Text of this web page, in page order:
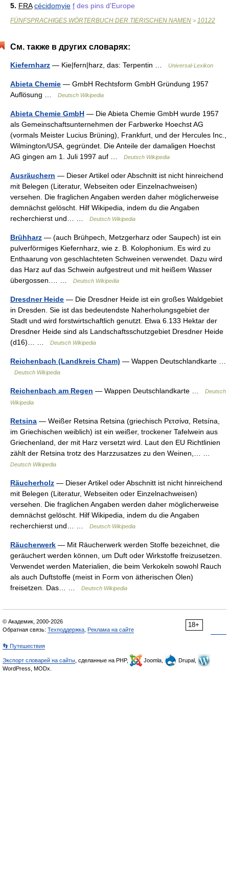
5. FRA cécidomyie f des pins d'Europe
FÜNFSPRACHIGES WÖRTERBUCH DER TIERISCHEN NAMEN > 10122
См. также в других словарях:
Kiefernharz — Kie|fern|harz, das: Terpentin … Universal-Lexikon
Abieta Chemie — GmbH Rechtsform GmbH Gründung 1957
Auflösung …
Deutsch Wikipedia
Abieta Chemie GmbH — Die Abieta Chemie GmbH wurde 1957
als Gemeinschaftsunternehmen der Farbwerke Hoechst AG
(vormals Meister Lucius Brüning), Frankfurt, und der Hercules Inc.,
Wilmington/USA, gegründet. Die Anteile der damaligen Hoechst
AG gingen am 1. Juli 1997 auf …
Deutsch Wikipedia
Ausräuchern — Dieser Artikel oder Abschnitt ist nicht hinreichend
mit Belegen (Literatur, Webseiten oder Einzelnachweisen)
versehen. Die fraglichen Angaben werden daher möglicherweise
demnächst gelöscht. Hilf Wikipedia, indem du die Angaben
recherchierst und… …
Deutsch Wikipedia
Brühharz — (auch Brühpech, Metzgerharz oder Saupech) ist ein
pulverförmiges Kiefernharz, wie z. B. Kolophonium. Es wird zu
Enthaarung von geschlachteten Schweinen verwendet. Dazu wird
das Harz auf das Schwein aufgestreut und mit heißem Wasser
übergossen.… …
Deutsch Wikipedia
Dresdner Heide — Die Dresdner Heide ist ein großes Waldgebiet
in Dresden. Sie ist das bedeutendste Naherholungsgebiet der
Stadt und wird forstwirtschaftlich genutzt. Etwa 6.133 Hektar der
Dresdner Heide sind als Landschaftsschutzgebiet Dresdner Heide
(d16)… …
Deutsch Wikipedia
Reichenbach (Landkreis Cham) — Wappen Deutschlandkarte …
Deutsch Wikipedia
Reichenbach am Regen — Wappen Deutschlandkarte …
Deutsch
Wikipedia
Retsina — Weißer Retsina Retsina (griechisch Ρετσίνα, Retsína,
im Griechischen weiblich) ist ein weißer, trockener Tafelwein aus
Griechenland, der mit Harz versetzt wird. Laut den EU Richtlinien
zählt der Retsina trotz des Harzzusatzes zu den Weinen,… …
Deutsch Wikipedia
Räucherholz — Dieser Artikel oder Abschnitt ist nicht hinreichend
mit Belegen (Literatur, Webseiten oder Einzelnachweisen)
versehen. Die fraglichen Angaben werden daher möglicherweise
demnächst gelöscht. Hilf Wikipedia, indem du die Angaben
recherchierst und… …
Deutsch Wikipedia
Räucherwerk — Mit Räucherwerk werden Stoffe bezeichnet, die
geräuchert werden können, um Duft oder Wirkstoffe freizusetzen.
Verwendet werden Materialien, die beim Verkokeln sowohl Rauch
als auch Duftstoffe (meist in Form von ätherischen Ölen)
freisetzen. Das… …
Deutsch Wikipedia
18+
© Академик, 2000-2026
Обратная связь: Техподдержка Реклама на сайте
👣 Путешествия
Экспорт словарей на сайты , сделанные на PHP, Joomla,
Drupal,
WordPress, MODx.